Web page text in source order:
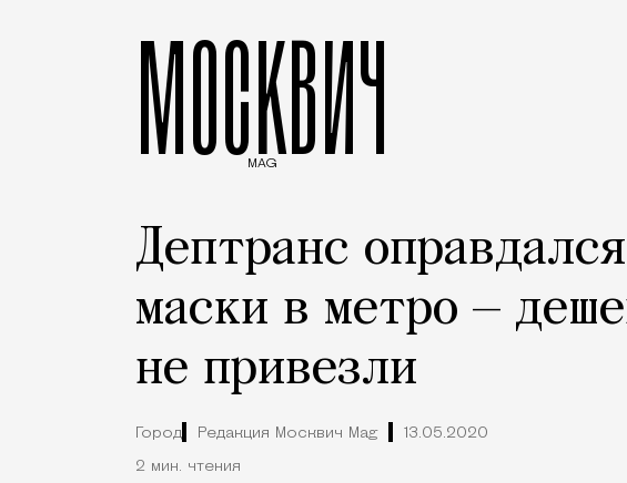
МОСКВИЧ
MAG
Дептранс
маски в метро —
не привезли
Город Редакция Москвич Mag 13.05.2020
2 мин. чтения